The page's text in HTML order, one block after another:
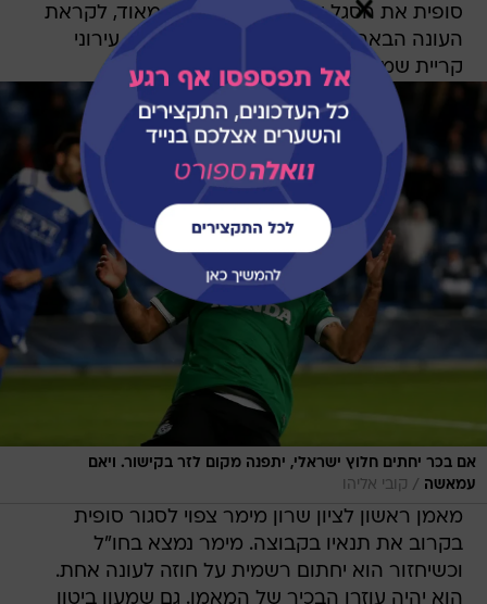
סופית את הסגל שלה, בשלב מוקדם מאוד, לקראת
העונה הבאה. החלוץ פטריק אזה לא יגיע. עירוני
קריית שמונה מעוניינת בכישרון הצעיר.
אם בכר יחתים חלוץ ישראלי, יתפנה מקום לזר בקישור. ויאם
עמאשה / קובי אליהו
מאמן ראשון לציון שרון מימר צפוי לסגור סופית
בקרוב את תנאיו בקבוצה. מימר נמצא בחו"ל
וכשיחזור הוא יחתום רשמית על חוזה לעונה אחת.
הוא יהיה עוזרו הבכיר של המאמן. גם שמעון ביטון